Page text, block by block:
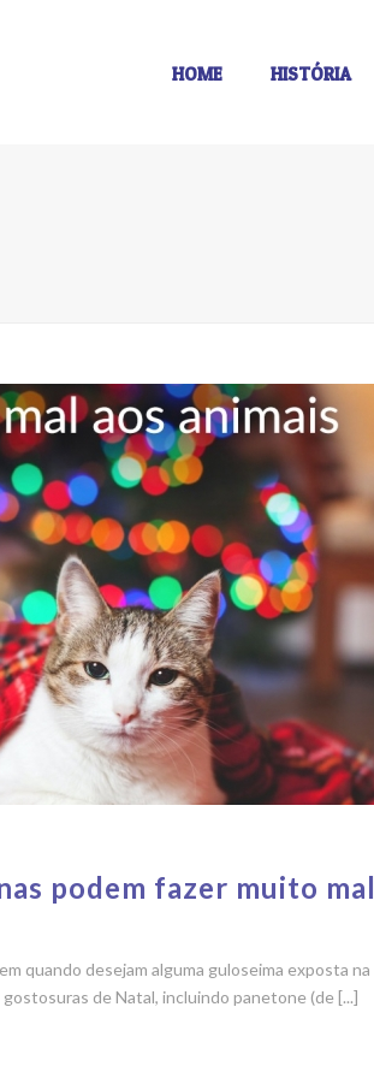
HOME HISTÓRIA
podem fazer muito mal
quando desejam alguma guloseima exposta na
de Natal, incluindo panetone (de [...]